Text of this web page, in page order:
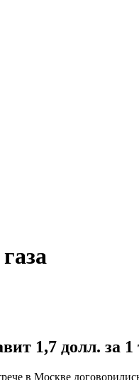
1,7 долл. за
в Москве